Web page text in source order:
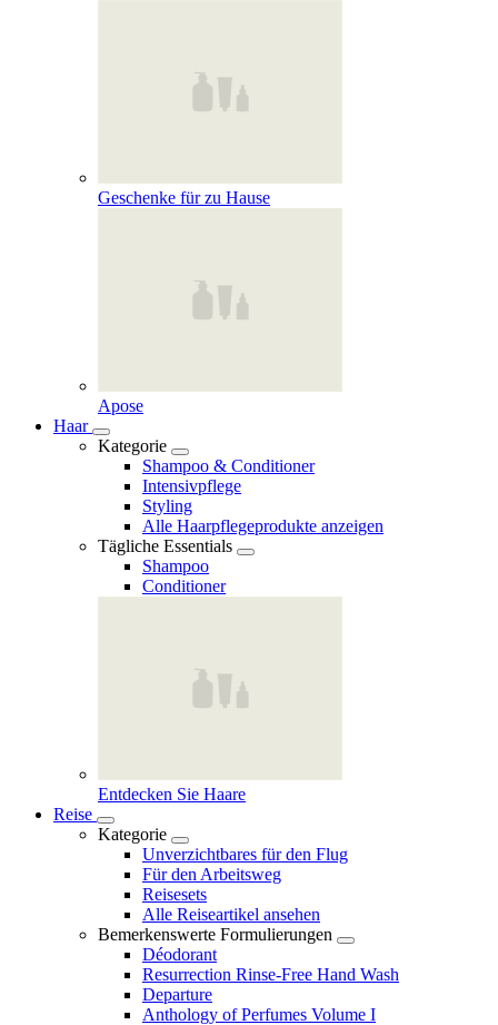
Geschenke für zu Hause
Apose
Haar
Kategorie
Shampoo & Conditioner
Intensivpflege
Styling
Alle Haarpflegeprodukte anzeigen
Tägliche Essentials
Shampoo
Conditioner
Entdecken Sie Haare
Reise
Kategorie
Unverzichtbares für den Flug
Für den Arbeitsweg
Reisesets
Alle Reiseartikel ansehen
Bemerkenswerte Formulierungen
Déodorant
Resurrection Rinse‑Free Hand Wash
Departure
Anthology of Perfumes Volume I